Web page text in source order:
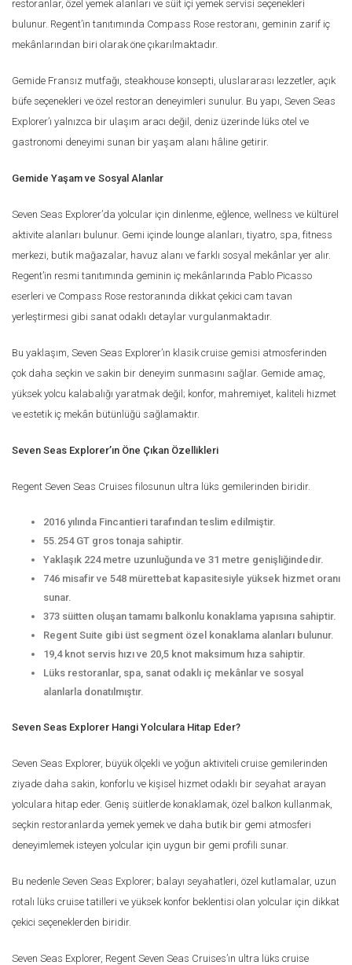
restoranlar, özel yemek alanları ve süit içi yemek servisi seçenekleri
bulunur. Regent’in tanıtımında Compass Rose restoranı, geminin zarif iç
mekânlarından biri olarak öne çıkarılmaktadır.
Gemide Fransız mutfağı, steakhouse konsepti, uluslararası lezzetler, açık
büfe seçenekleri ve özel restoran deneyimleri sunulur. Bu yapı, Seven Seas
Explorer’ı yalnızca bir ulaşım aracı değil, deniz üzerinde lüks otel ve
gastronomi deneyimi sunan bir yaşam alanı hâline getirir.
Gemide Yaşam ve Sosyal Alanlar
Seven Seas Explorer’da yolcular için dinlenme, eğlence, wellness ve kültürel
aktivite alanları bulunur. Gemi içinde lounge alanları, tiyatro, spa, fitness
merkezi, butik mağazalar, havuz alanı ve farklı sosyal mekânlar yer alır.
Regent’in resmi tanıtımında geminin iç mekânlarında Pablo Picasso
eserleri ve Compass Rose restoranında dikkat çekici cam tavan
yerleştirmesi gibi sanat odaklı detaylar vurgulanmaktadır.
Bu yaklaşım, Seven Seas Explorer’ın klasik cruise gemisi atmosferinden
çok daha seçkin ve sakin bir deneyim sunmasını sağlar. Gemide amaç,
yüksek yolcu kalabalığı yaratmak değil; konfor, mahremiyet, kaliteli hizmet
ve estetik iç mekân bütünlüğü sağlamaktır.
Seven Seas Explorer’ın Öne Çıkan Özellikleri
Regent Seven Seas Cruises filosunun ultra lüks gemilerinden biridir.
2016 yılında Fincantieri tarafından teslim edilmiştir.
55.254 GT gros tonaja sahiptir.
Yaklaşık 224 metre uzunluğunda ve 31 metre genişliğindedir.
746 misafir ve 548 mürettebat kapasitesiyle yüksek hizmet oranı
sunar.
373 süitten oluşan tamamı balkonlu konaklama yapısına sahiptir.
Regent Suite gibi üst segment özel konaklama alanları bulunur.
19,4 knot servis hızı ve 20,5 knot maksimum hıza sahiptir.
Lüks restoranlar, spa, sanat odaklı iç mekânlar ve sosyal
alanlarla donatılmıştır.
Seven Seas Explorer Hangi Yolculara Hitap Eder?
Seven Seas Explorer, büyük ölçekli ve yoğun aktiviteli cruise gemilerinden
ziyade daha sakin, konforlu ve kişisel hizmet odaklı bir seyahat arayan
yolculara hitap eder. Geniş süitlerde konaklamak, özel balkon kullanmak,
seçkin restoranlarda yemek yemek ve daha butik bir gemi atmosferi
deneyimlemek isteyen yolcular için uygun bir gemi profili sunar.
Bu nedenle Seven Seas Explorer; balayı seyahatleri, özel kutlamalar, uzun
rotalı lüks cruise tatilleri ve yüksek konfor beklentisi olan yolcular için dikkat
çekici seçeneklerden biridir.
Seven Seas Explorer, Regent Seven Seas Cruises’ın ultra lüks cruise